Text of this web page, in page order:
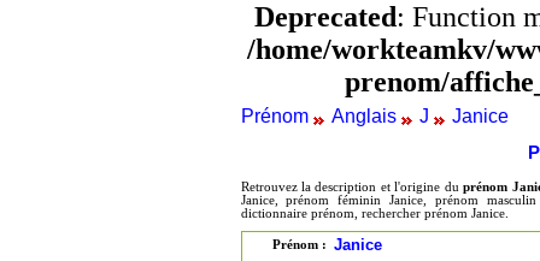
Deprecated: Function
/home/workteamkv/
prenom/
Prénom Anglais J Janice
Retrouvez la description et l'origine duprénom
Janice, prénom féminin Janice, prénom
dictionnaire prénom, rechercher prénom Janice.
Prénom : Janice